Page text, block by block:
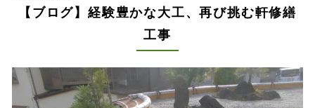
【ブログ】経験豊かな大工、再び挑む軒修繕
工事